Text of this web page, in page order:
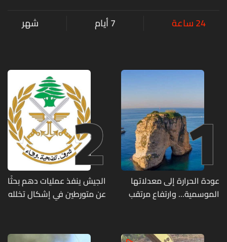
24 ساعة 7 أيام شهر
1
عودة الحرارة إلى معدلاتها
الموسمية... وارتفاع مرتقب
2
الجيش ينفذ عمليات دهم بحثًا
عن متورطين في إشكال تخلله
مزروعة بالماريجوانا